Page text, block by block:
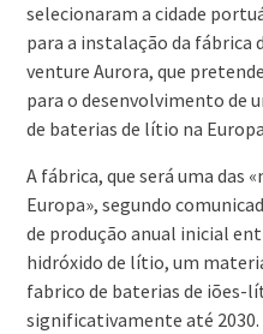
selecionaram a cidade
para a instalação da fábrica
venture Aurora, que
para o desenvolvimento de
de baterias de lítio na
A fábrica, que será uma das
Europa», segundo
de produção anual inicial
hidróxido de lítio, um
fabrico de baterias de iões-
significativamente até